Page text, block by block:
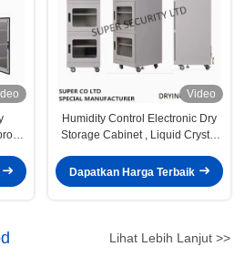
Video
Humidity Control Electronic Dry
Storage Cabinet , Liquid Crystal
Dapatkan Harga Terbaik
Lihat Lebih Lanjut >>